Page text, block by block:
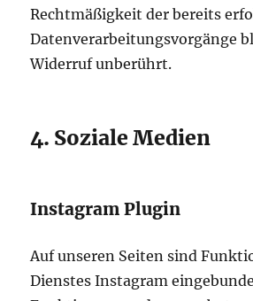
Rechtmäßigkeit der bereits
Datenverarbeitungsvorgänge
Widerruf unberührt.
4. Soziale Medien
Instagram Plugin
Auf unseren Seiten sind
Dienstes Instagram